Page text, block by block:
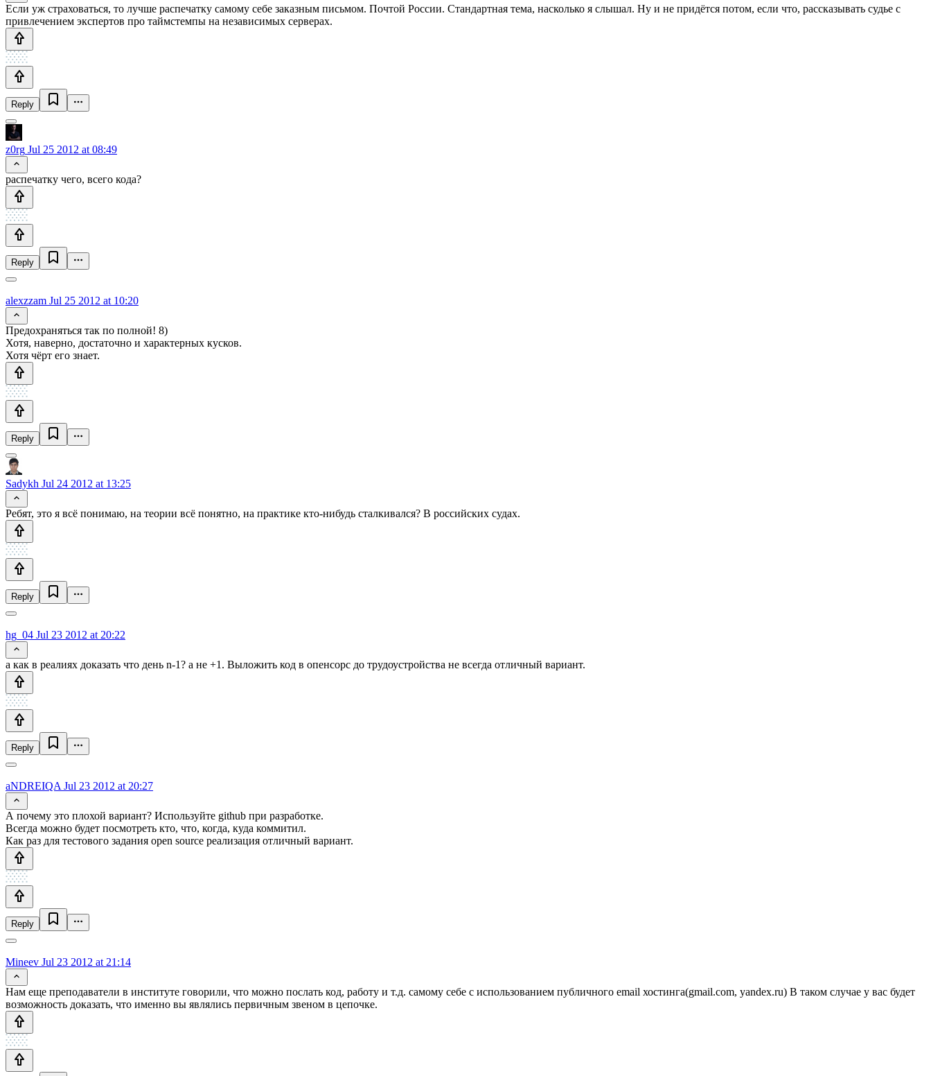
Если уж страховаться, то лучше распечатку самому себе заказным письмом. Почтой России. Стандартная тема, насколько я слышал. Ну и не придётся потом, если что, рассказывать судье с
привлечением экспертов про таймстемпы на независимых серверах.
Reply
z0rg Jul 25 2012 at 08:49
распечатку чего, всего кода?
Reply
alexzzam Jul 25 2012 at 10:20
Предохраняться так по полной! 8)
Хотя, наверно, достаточно и характерных кусков.
Хотя чёрт его знает.
Reply
Sadykh Jul 24 2012 at 13:25
Ребят, это я всё понимаю, на теории всё понятно, на практике кто-нибудь сталкивался? В российских судах.
Reply
hg_04 Jul 23 2012 at 20:22
а как в реалиях доказать что день n-1? а не +1. Выложить код в опенсорс до трудоустройства не всегда отличный вариант.
Reply
aNDREIQA Jul 23 2012 at 20:27
А почему это плохой вариант? Используйте github при разработке.
Всегда можно будет посмотреть кто, что, когда, куда коммитил.
Как раз для тестового задания open source реализация отличный вариант.
Reply
Mineev Jul 23 2012 at 21:14
Нам еще преподаватели в институте говорили, что можно послать код, работу и т.д. самому себе с использованием публичного email хостинга(gmail.com, yandex.ru) В таком случае у вас будет
возможность доказать, что именно вы являлись первичным звеном в цепочке.